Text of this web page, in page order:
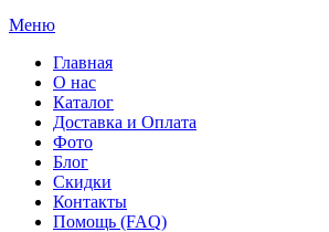
Меню
Главная
О нас
Каталог
Доставка и Оплата
Фото
Блог
Скидки
Контакты
Помощь (FAQ)